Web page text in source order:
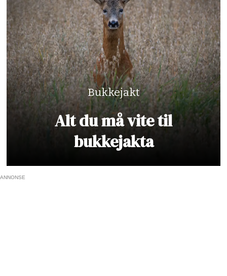
Bukkejakt
Alt du må vite til
bukkejakta
ANNONSE